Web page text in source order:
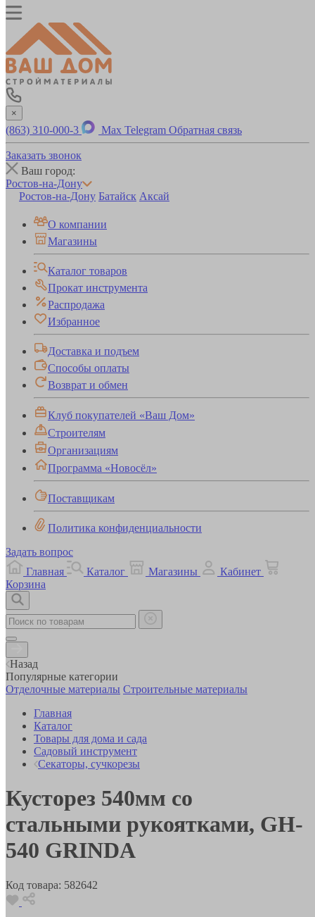
×
(863) 310-000-3 Max Telegram Обратная связь
Заказать звонок
Ваш город:
Ростов-на-Дону
Ростов-на-Дону Батайск Аксай
О компании
Магазины
Каталог товаров
Прокат инструмента
Распродажа
Избранное
Доставка и подъем
Способы оплаты
Возврат и обмен
Клуб покупателей «Ваш Дом»
Строителям
Организациям
Программа «Новосёл»
Поставщикам
Политика конфиденциальности
Задать вопрос
Главная
Каталог Магазины
Кабинет
Корзина
Назад
Популярные категории
Отделочные материалы Строительные материалы
Главная
Каталог
Товары для дома и сада
Садовый инструмент
Секаторы, сучкорезы
Кусторез 540мм со
стальными рукоятками, GH-
540 GRINDA
Код товара: 582642